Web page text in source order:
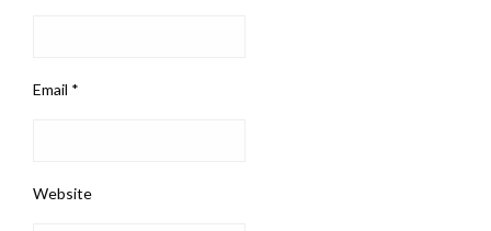
Email *
Website